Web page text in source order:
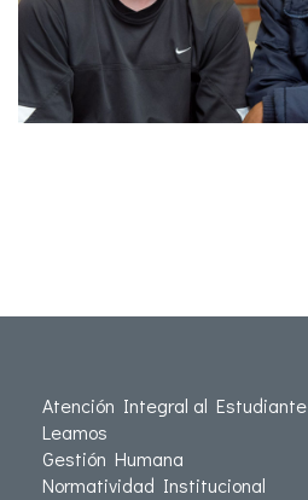
Atención Integral al Estudiante
Leamos
Gestión Humana
Normatividad Institucional